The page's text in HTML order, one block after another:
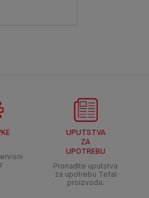
UPUTSTVA
ZA
UPOTREBU
Pronađite uputstva
za upotrebu Tefal
proizvoda.